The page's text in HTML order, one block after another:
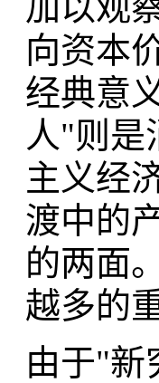
向资本
经典意
人"则是
主义经
渡中的
的两面
越多的
由于"新